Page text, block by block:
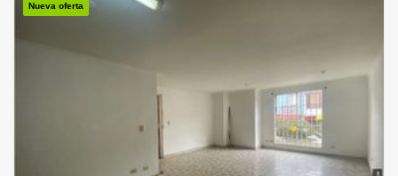
Nueva oferta